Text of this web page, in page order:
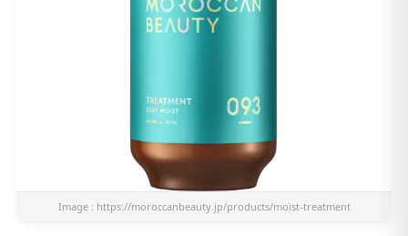
Image : https://moroccanbeauty.jp/products/moist-treatment